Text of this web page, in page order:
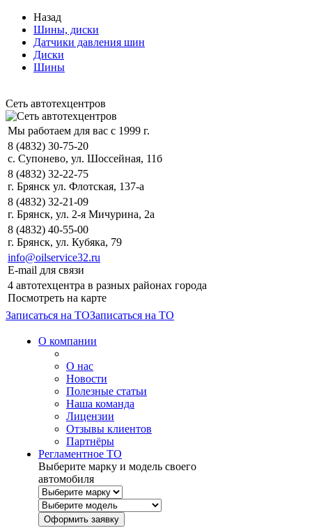
Назад
Шины, диски
Датчики давления шин
Диски
Шины
Сеть автотехцентров
Мы работаем для вас с 1999 г.
8 (4832) 30-75-20
с. Супонево, ул. Шоссейная, 11б
8 (4832) 32-22-75
г. Брянск ул. Флотская, 137-а
8 (4832) 32-21-09
г. Брянск, ул. 2-я Мичурина, 2а
8 (4832) 40-55-00
г. Брянск, ул. Кубяка, 79
info@oilservice32.ru
E-mail для связи
4 автотехцентра в разных районах города
Посмотреть на карте
Записаться на ТОЗаписаться на ТО
О компании
О нас
Новости
Полезные статьи
Наша команда
Лицензии
Отзывы клиентов
Партнёры
Регламентное ТО
Выберите марку и модель своего
автомобиля